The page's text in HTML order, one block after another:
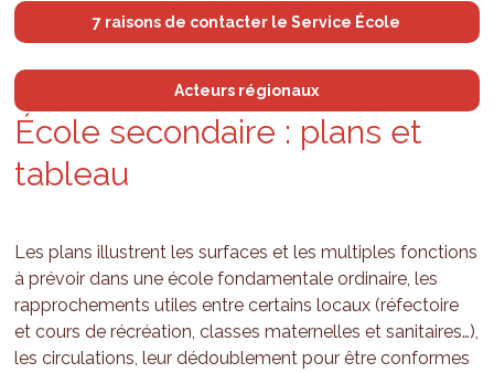
7 raisons de contacter le Service École
Acteurs régionaux
École secon­daire : plans et
tableau
Les plans illustrent les surfaces et les multiples fonctions
à prévoir dans une école fondamentale ordinaire, les
rapprochements utiles entre certains locaux (réfectoire
et cours de récréation, classes maternelles et sanitaires…),
les circulations, leur dédoublement pour être conformes